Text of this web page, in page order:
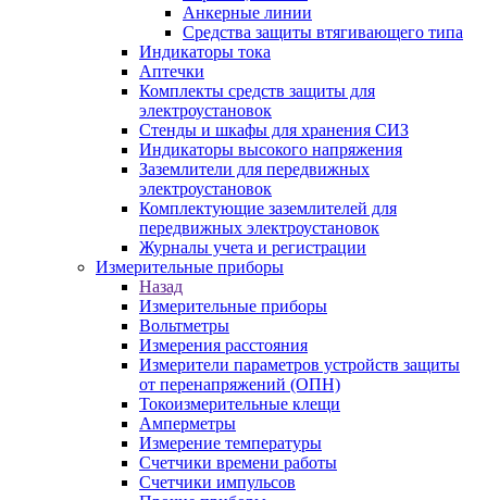
Анкерные линии
Средства защиты втягивающего типа
Индикаторы тока
Аптечки
Комплекты средств защиты для
электроустановок
Стенды и шкафы для хранения СИЗ
Индикаторы высокого напряжения
Заземлители для передвижных
электроустановок
Комплектующие заземлителей для
передвижных электроустановок
Журналы учета и регистрации
Измерительные приборы
Назад
Измерительные приборы
Вольтметры
Измерения расстояния
Измерители параметров устройств защиты
от перенапряжений (ОПН)
Токоизмерительные клещи
Амперметры
Измерение температуры
Счетчики времени работы
Счетчики импульсов